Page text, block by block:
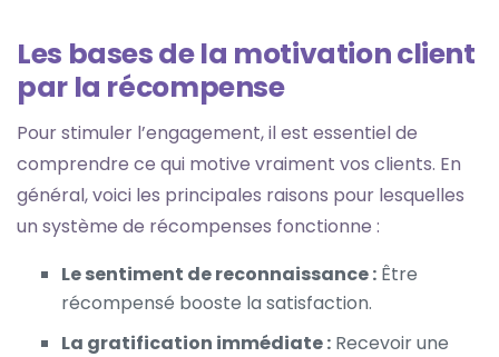
Les bases de la motivation client
par la récompense
Pour stimuler l’engagement, il est essentiel de
comprendre ce qui motive vraiment vos clients. En
général, voici les principales raisons pour lesquelles
un système de récompenses fonctionne :
Le sentiment de reconnaissance : Être
récompensé booste la satisfaction.
La gratification immédiate : Recevoir une